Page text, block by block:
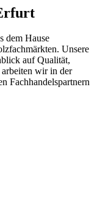
dem Hause
Unsere
auf Qualität,
wir in der
Fachhandelspartnern